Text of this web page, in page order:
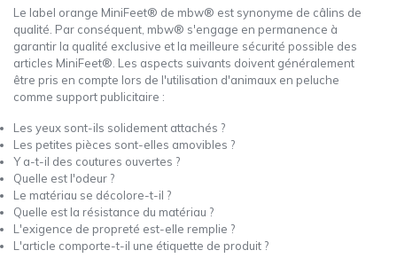
Le label orange MiniFeet® de mbw® est synonyme de câlins de
qualité. Par conséquent, mbw® s'engage en permanence à
garantir la qualité exclusive et la meilleure sécurité possible des
articles MiniFeet®. Les aspects suivants doivent généralement
être pris en compte lors de l'utilisation d'animaux en peluche
comme support publicitaire :
Les yeux sont-ils solidement attachés ?
Les petites pièces sont-elles amovibles ?
Y a-t-il des coutures ouvertes ?
Quelle est l'odeur ?
Le matériau se décolore-t-il ?
Quelle est la résistance du matériau ?
L'exigence de propreté est-elle remplie ?
L'article comporte-t-il une étiquette de produit ?